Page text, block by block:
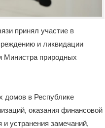
принял участие в
и ликвидации
Министра природных
домов в Республике
оказания финансовой
устранения замечаний,